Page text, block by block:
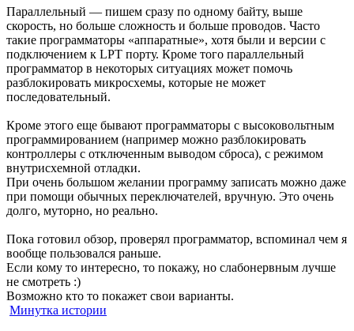
Параллельный — пишем сразу по одному байту, выше
скорость, но больше сложность и больше проводов. Часто
такие программаторы «аппаратные», хотя были и версии с
подключением к LPT порту. Кроме того параллельный
программатор в некоторых ситуациях может помочь
разблокировать микросхемы, которые не может
последовательный.
Кроме этого еще бывают программаторы с высоковольтным
программированием (например можно разблокировать
контроллеры с отключенным выводом сброса), с режимом
внутрисхемной отладки.
При очень большом желании программу записать можно даже
при помощи обычных переключателей, вручную. Это очень
долго, муторно, но реально.
Пока готовил обзор, проверял программатор, вспоминал чем я
вообще пользовался раньше.
Если кому то интересно, то покажу, но слабонервным лучше
не смотреть :)
Возможно кто то покажет свои варианты.
Минутка истории